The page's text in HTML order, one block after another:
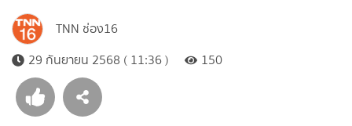
TNN ช่อง16
29 กันยายน 2568 ( 11:36 )
150